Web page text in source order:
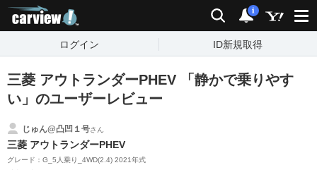
検索 通知
i
ログイン ID新規取得
三菱 アウトランダーPHEV 「静かで乗りやす
い」のユーザーレビュー
じゅん@凸凹１号さん
三菱 アウトランダーPHEV
グレード：G_5人乗り_4WD(2.4) 2021年式